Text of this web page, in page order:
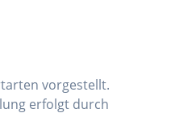
vorgestellt.
erfolgt durch